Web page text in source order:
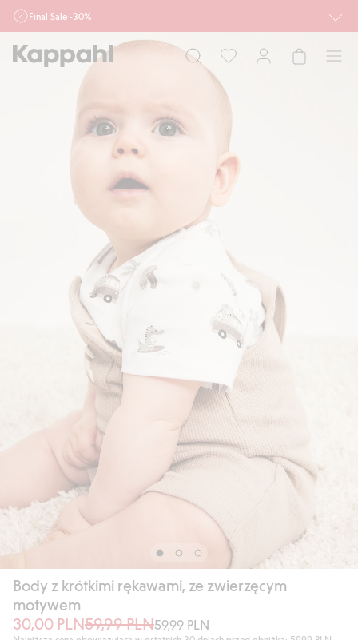
Final Sale -30%
Ważne przy zakupie min. 2 sztuk produktów włączonych w ofertę, również z
działu outlet do 10.8 w sklepach Kappahl i Newbie oraz na kappahl.com. Ofert
nie łączymy
Body z krótkimi rękawami, ze zwierzęcym
motywem
30,00 PLN59,99 PLN59,99 PLN